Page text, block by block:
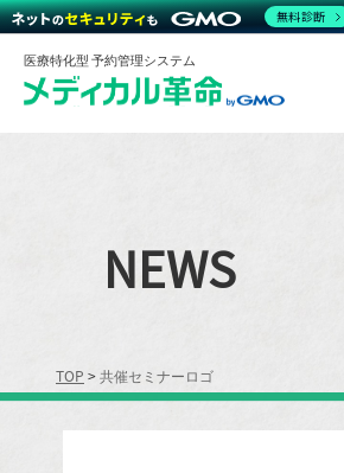
医療特化型 予約管理システム
NEWS
TOP > 共催セミナーロゴ
無料診断